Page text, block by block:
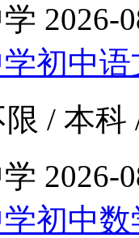
2026-
初中
/ 本科
2026-
初中